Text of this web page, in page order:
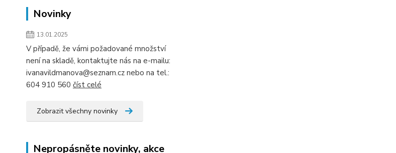
Novinky
13.01.2025
V případě, že vámi požadované množství
není na skladě, kontaktujte nás na e-mailu:
ivanavildmanova@seznam.cz nebo na tel.:
604 910 560 číst celé
Zobrazit všechny novinky
Nepropásněte novinky, akce